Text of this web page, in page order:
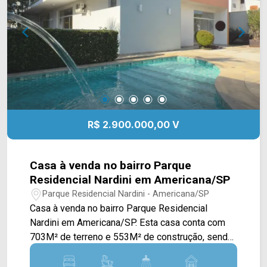
WhatsApp e Telefone: (19) 3475-4546 ARBIX
IMÓVEIS - Presente em cada mudança!
Centurione Boer e Rod. Anhanguera. Esta região
conta com supermercados São Vicente e Pague
Menos, escolas e represa. Entre em contato com
a equipe da Arbix Imóveis e agende a sua visita!!
WhatsApp e Telefone: 19 3475-4546 ARBIX
IMÓVEIS - Presente em cada mudança!
R$ 2.900.000,00 V
Casa à venda no bairro Parque
Residencial Nardini em Americana/SP
Parque Residencial Nardini - Americana/SP
Casa à venda no bairro Parque Residencial
Nardini em Americana/SP. Esta casa conta com
703M² de terreno e 553M² de construção, sendo
dispostos em sala de estar e de jantar integradas